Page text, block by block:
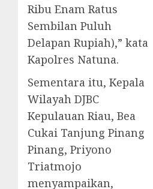
Ribu Enam Ratus
Sembilan Puluh
Delapan Rupiah),” kata
Kapolres Natuna.
Sementara itu, Kepala
Wilayah DJBC
Kepulauan Riau, Bea
Cukai Tanjung Pinang
Pinang, Priyono
Triatmojo
menyampaikan,